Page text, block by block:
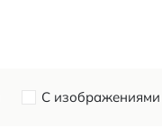
С изображениями